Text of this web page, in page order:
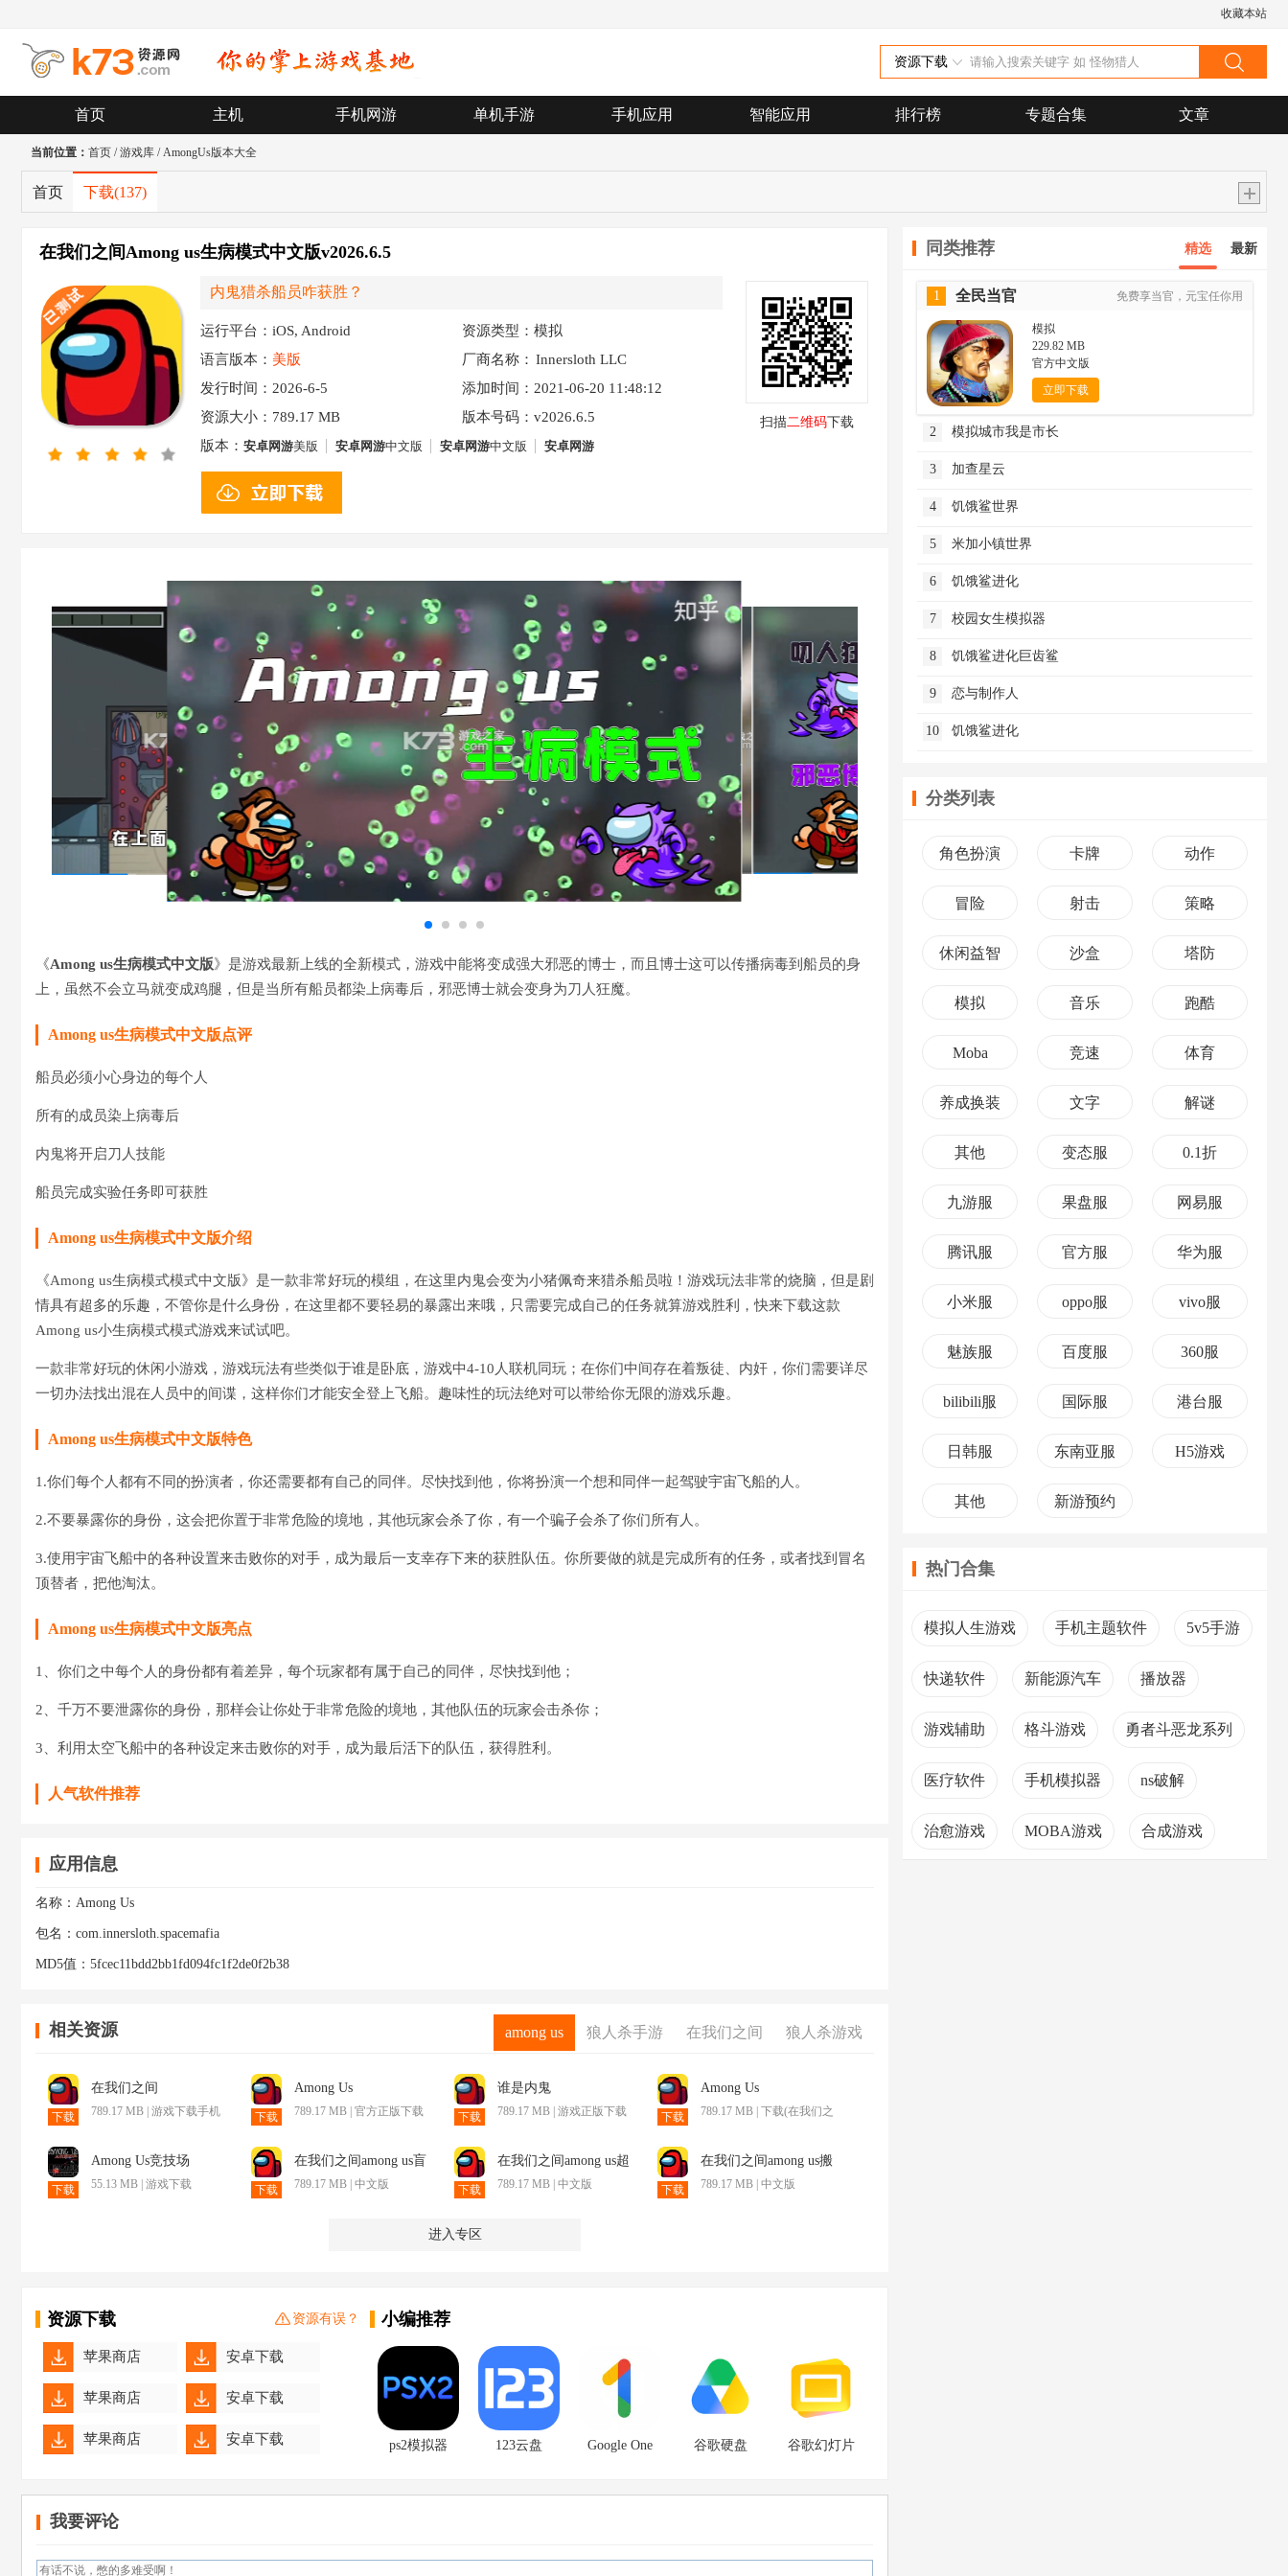
收藏本站
资源下载
首页 主机 手机网游 单机手游 手机应用 智能应用 排行榜 专题合集 文章
当前位置： 首页 /游戏库 /AmongUs版本大全
首页 下载(137)
在我们之间Among us生病模式中文版v2026.6.5
内鬼猎杀船员咋获胜？
运行平台：iOS, Android
资源类型：模拟
语言版本： 美版 厂商名称： Innersloth LLC
发行时间：2026-6-5
添加时间：2021-06-20 11:48:12
资源大小： 789.17 MB
版本号码：v2026.6.5
版本： 安卓网游美版 安卓网游中文版 安卓网游中文版 安卓网游
中文版 安卓网游中文版
中文版 安卓网游 中文版
扫描二维码下载
《Among us生病模式中文版》是游戏最新上线的全新模式，游戏中能将变成强大邪恶的博士，而且博士这可以传播病毒到船员的身
上，虽然不会立马就变成鸡腿，但是当所有船员都染上病毒后，邪恶博士就会变身为刀人狂魔。
Among us生病模式中文版点评
船员必须小心身边的每个人
所有的成员染上病毒后
内鬼将开启刀人技能
船员完成实验任务即可获胜
Among us生病模式中文版介绍
《Among us生病模式模式中文版》是一款非常好玩的模组，在这里内鬼会变为小猪佩奇来猎杀船员啦！游戏玩法非常的烧脑，但是剧
情具有超多的乐趣，不管你是什么身份，在这里都不要轻易的暴露出来哦，只需要完成自己的任务就算游戏胜利，快来下载这款
Among us小生病模式模式游戏来试试吧。
一款非常好玩的休闲小游戏，游戏玩法有些类似于谁是卧底，游戏中4-10人联机同玩；在你们中间存在着叛徒、内奸，你们需要详尽
一切办法找出混在人员中的间谍，这样你们才能安全登上飞船。趣味性的玩法绝对可以带给你无限的游戏乐趣。
Among us生病模式中文版特色
1.你们每个人都有不同的扮演者，你还需要都有自己的同伴。尽快找到他，你将扮演一个想和同伴一起驾驶宇宙飞船的人。
2.不要暴露你的身份，这会把你置于非常危险的境地，其他玩家会杀了你，有一个骗子会杀了你们所有人。
3.使用宇宙飞船中的各种设置来击败你的对手，成为最后一支幸存下来的获胜队伍。你所要做的就是完成所有的任务，或者找到冒名
顶替者，把他淘汰。
Among us生病模式中文版亮点
1、你们之中每个人的身份都有着差异，每个玩家都有属于自己的同伴，尽快找到他；
2、千万不要泄露你的身份，那样会让你处于非常危险的境地，其他队伍的玩家会击杀你；
3、利用太空飞船中的各种设定来击败你的对手，成为最后活下的队伍，获得胜利。
人气软件推荐
应用信息
名称： Among Us
包名： com.innersloth.spacemafia
MD5值： 5fcec11bdd2bb1fd094fc1f2de0f2b38
相关资源 among us 狼人杀手游 在我们之间 狼人杀游戏
下载
在我们之间
789.17 MB | 游戏下载手机
下载
Among Us
789.17 MB | 官方正版下载
下载
谁是内鬼
789.17 MB | 游戏正版下载
下载
Among Us
789.17 MB | 下载(在我们之
下载
Among Us竞技场
55.13 MB | 游戏下载 下载
在我们之间among us盲
盒模式
789.17 MB | 中文版 下载
在我们之间among us超
能武器模式
789.17 MB | 中文版 下载
在我们之间among us搬
家模式
789.17 MB | 中文版
进入专区
资源下载 资源有误？
苹果商店 安卓下载
苹果商店 安卓下载
苹果商店 安卓下载
苹果商店
苹果商店 安卓下载
小编推荐
ps2模拟器
123云盘 Google One 谷歌硬盘 谷歌幻灯片
我要评论
同类推荐 精选 最新
1 全民当官 免费享当官，元宝任你用
模拟
229.82 MB
官方中文版
立即下载
2 模拟城市我是市长
3 加查星云
4 饥饿鲨世界
5 米加小镇世界
6 饥饿鲨进化
7 校园女生模拟器
8 饥饿鲨进化巨齿鲨
9 恋与制作人
10 饥饿鲨进化
分类列表
角色扮演 卡牌 动作
冒险 射击 策略
休闲益智 沙盒 塔防
模拟 音乐 跑酷
Moba 竞速 体育
养成换装 文字 解谜
其他 变态服 0.1折
九游服 果盘服 网易服
腾讯服 官方服 华为服
小米服 oppo服 vivo服
魅族服 百度服 360服
bilibili服 国际服 港台服
日韩服 东南亚服 H5游戏
其他 新游预约
热门合集
模拟人生游戏 手机主题软件 5v5手游
快递软件 新能源汽车 播放器
游戏辅助 格斗游戏 勇者斗恶龙系列
医疗软件 手机模拟器 ns破解
治愈游戏 MOBA游戏 合成游戏